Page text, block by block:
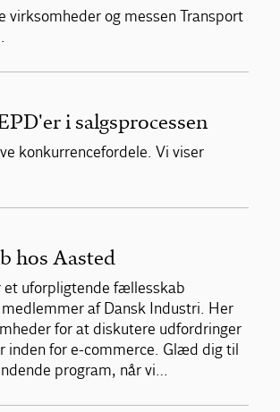
virksomheder og messen Transport
i salgsprocessen
konkurrencefordele. Vi viser
hos Aasted
et uforpligtende fællesskab
af Dansk Industri. Her
for at diskutere udfordringer
inden for e-commerce. Glæd dig til
program, når vi…